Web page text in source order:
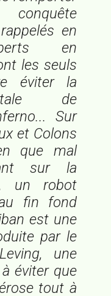
en
en
les seuls
éviter la
de
Sur
et Colons
que mal
sur la
un robot
fin fond
est une
par le
une
éviter que
tout à